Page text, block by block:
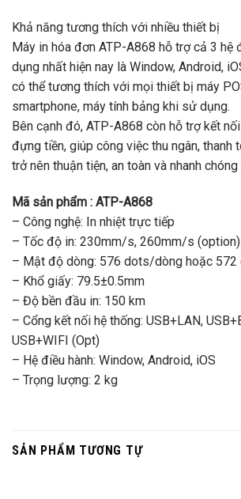
Khả năng tương thích với nhiều thiết bị
Máy in hóa đơn ATP-A868 hỗ trợ cả 3 hệ
dụng nhất hiện nay là Window, Android,
có thể tương thích với mọi thiết bị máy
smartphone, máy tính bảng khi sử dụng.
Bên cạnh đó, ATP-A868 còn hỗ trợ kết
đựng tiền, giúp công việc thu ngân, thanh
trở nên thuận tiện, an toàn và nhanh chóng
Mã sản phẩm : ATP-A868
– Công nghệ: In nhiệt trực tiếp
– Tốc độ in: 230mm/s, 260mm/s (option)
– Mật độ dòng: 576 dots/dòng hoặc
– Khổ giấy: 79.5±0.5mm
– Độ bền đầu in: 150 km
– Cổng kết nối hệ thống: USB+LAN,
USB+WIFI (Opt)
– Hệ điều hành: Window, Android, iOS
– Trọng lượng: 2 kg
SẢN PHẨM TƯƠNG TỰ